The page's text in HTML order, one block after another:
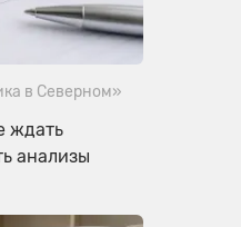
в Северном»
ждать
анализы